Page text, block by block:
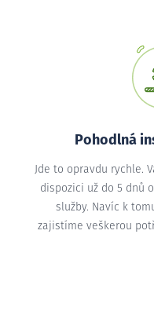
Pohodlná
Jde to opravdu rychle.
dispozici už do 5 dnů
služby. Navíc k
zajistíme veškerou